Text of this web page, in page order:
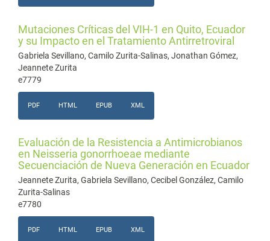
Mutaciones Críticas del VIH-1 en Quito, Ecuador
y su Impacto en el Tratamiento Antirretroviral
Gabriela Sevillano, Camilo Zurita-Salinas, Jonathan Gómez,
Jeannete Zurita
e7779
PDF HTML EPUB XML
Evaluación de la Resistencia a Antimicrobianos
en Neisseria gonorrhoeae mediante
Secuenciación de Nueva Generación en Ecuador
Jeannete Zurita, Gabriela Sevillano, Cecibel González, Camilo
Zurita-Salinas
e7780
PDF HTML EPUB XML